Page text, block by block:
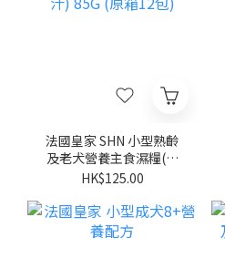
法國皇家 SHN 小型熟齡
及老犬營養主食濕糧(肉
汁) 85G (原箱12包)
HK$125.00